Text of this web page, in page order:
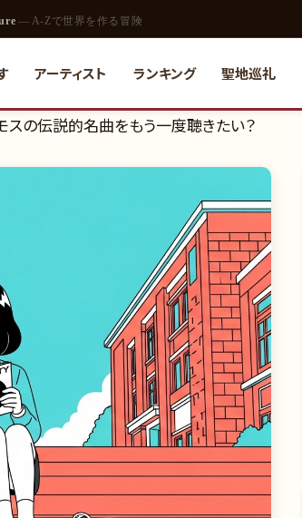
— A-Zで世界を作る冒険
アーティスト ランキング 聖地巡礼
スの伝説的名曲をもう一度聴きたい？